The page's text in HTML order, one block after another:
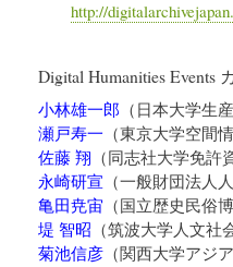
http://
Digital Humanities Events
小林雄一郎 （ 日本大学生
瀬戸寿一 （東京大学空間
佐藤 翔 （同志社大学免許
永崎研宣 （一般財団法人
亀田尭宙 （国立歴史民俗
堤 智昭 （筑波大学人文社
菊池信彦 （関西大学アジ